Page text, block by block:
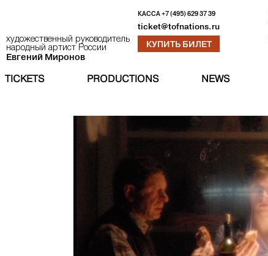
художественный руководитель
народный артист России
Евгений Миронов
КАССА+7 (495) 629 37 39
ticket@tofnations.ru
КУПИТЬ БИЛЕТ
TICKETS PRODUCTIONS NEWS